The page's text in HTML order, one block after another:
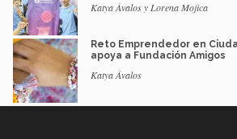
Katya Ávalos y Lorena Mojica
Reto Emprendedor en
apoya a Fundación Amigos
Katya Ávalos